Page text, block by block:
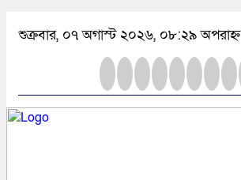
শুক্রবার, ০৭ অগাস্ট ২০২৬, ০৮:২৯ অপরাহ্ন